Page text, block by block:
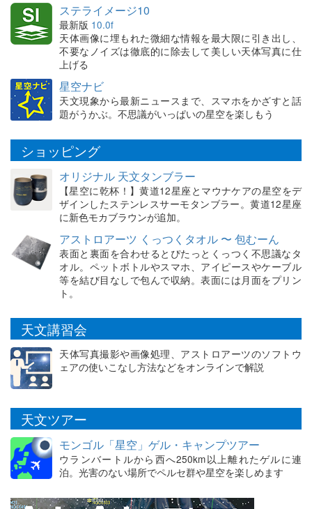
ステライメージ10
最新版 10.0f
天体画像に埋もれた微細な情報を最大限に引き出し、
不要なノイズは徹底的に除去して美しい天体写真に仕
上げる
星空ナビ
天文現象から最新ニュースまで、スマホをかざすと話
題がうかぶ。不思議がいっぱいの星空を楽しもう
ショッピング
オリジナル 天文タンブラー
【星空に乾杯！】黄道12星座とマウナケアの星空をデ
ザインしたステンレスサーモタンブラー。黄道12星座
に新色モカブラウンが追加。
アストロアーツ くっつくタオル 〜 包むーん
表面と裏面を合わせるとぴたっとくっつく不思議なタ
オル。ペットボトルやスマホ、アイピースやケーブル
等を結び目なしで包んで収納。表面には月面をプリン
ト。
天文講習会
天体写真撮影や画像処理、アストロアーツのソフトウ
ェアの使いこなし方法などをオンラインで解説
天文ツアー
モンゴル「星空」ゲル・キャンプツアー
ウランバートルから西へ250km以上離れたゲルに連
泊。光害のない場所でペルセ群や星空を楽しめます